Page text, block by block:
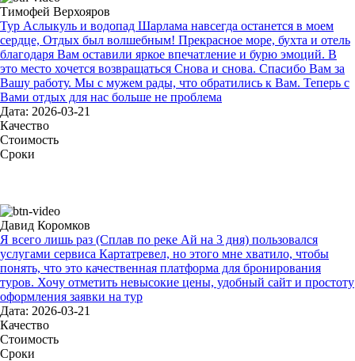
Тимофей Верхояров
Тур Аслыкуль и водопад Шарлама навсегда останется в моем
сердце, Отдых был волшебным! Прекрасное море, бухта и отель
благодаря Вам оставили яркое впечатление и бурю эмоций. В
это место хочется возвращаться Снова и снова. Спасибо Вам за
Вашу работу. Мы с мужем рады, что обратились к Вам. Теперь с
Вами отдых для нас больше не проблема
Дата: 2026-03-21
Качество
Стоимость
Сроки
Давид Коромков
Я всего лишь раз (Сплав по реке Ай на 3 дня) пользовался
услугами сервиса Картатревел, но этого мне хватило, чтобы
понять, что это качественная платформа для бронирования
туров. Хочу отметить невысокие цены, удобный сайт и простоту
оформления заявки на тур
Дата: 2026-03-21
Качество
Стоимость
Сроки